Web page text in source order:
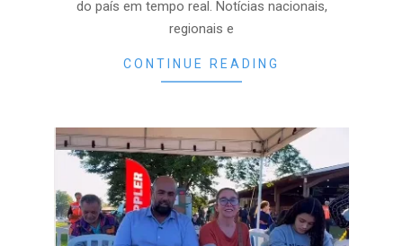
do país em tempo real. Notícias nacionais,
regionais e
CONTINUE READING